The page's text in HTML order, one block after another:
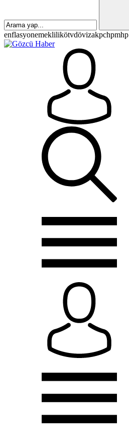
enflasyonemeklilikötvdövizakpchpmhp